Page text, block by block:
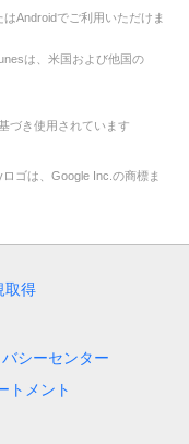
Androidでご利用いただけま
は、米国および他国の
づき使用されています
ゴは、Google Inc.の商標ま
取得
シーセンター
トメント